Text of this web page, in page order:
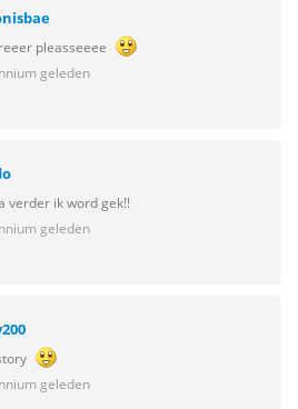
pleasseeee
geleden
verder ik word gek!!
geleden
geleden